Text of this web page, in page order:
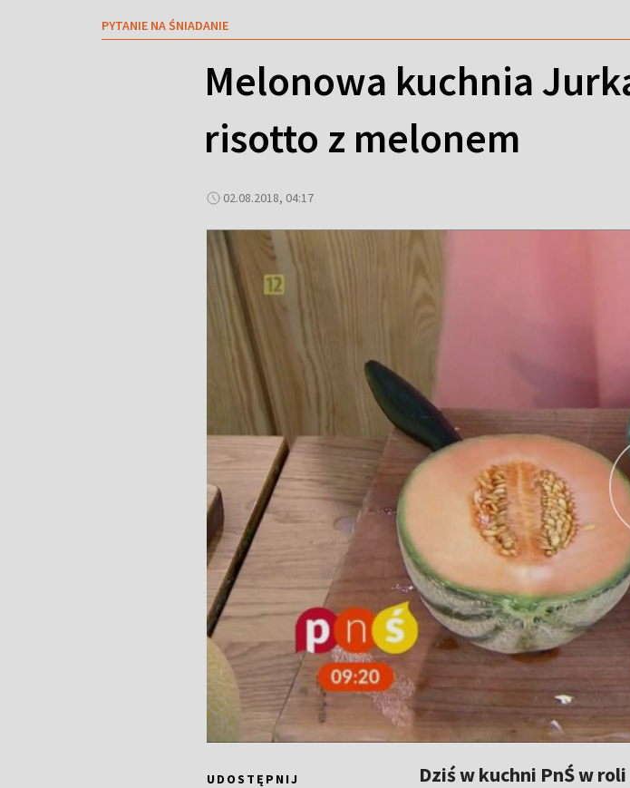
PYTANIE NA ŚNIADANIE
Melonowa kuchnia
risotto z melonem
02.08.2018, 04:17
UDOSTĘPNIJ
Dziś w kuchni PnŚ w